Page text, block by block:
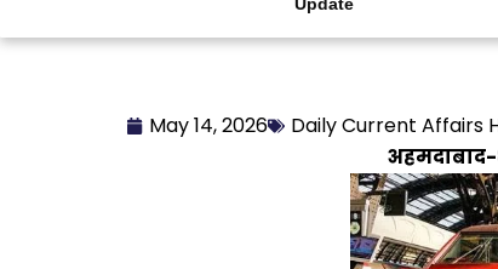
May 14, 2026
Daily Current Affairs